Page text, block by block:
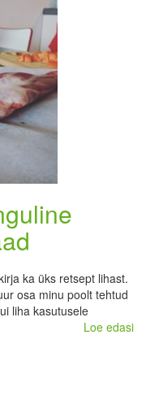
ka üks retsept lihast.
osa minu poolt tehtud
liha kasutusele
Loe edasi